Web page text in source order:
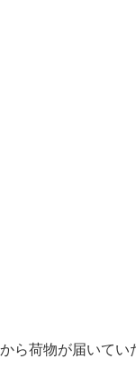
ら荷物が届いてい